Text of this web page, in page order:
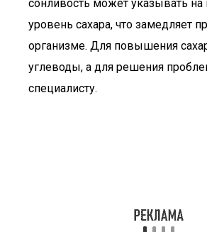
сонливость может указывать
уровень сахара, что замедляет
организме. Для повышения
углеводы, а для решения
специалисту.